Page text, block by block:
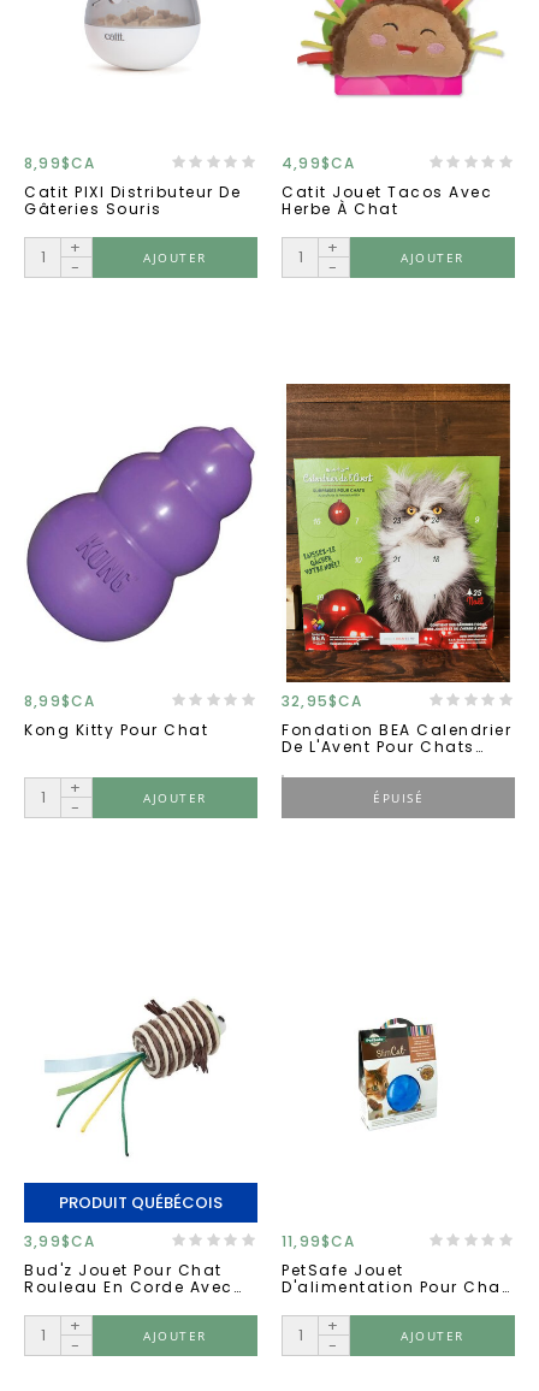
8,99$CA
Catit PIXI Distributeur De
Gâteries Souris
+
-
AJOUTER
4,99$CA
Catit Jouet Tacos Avec
Herbe À Chat
+
-
AJOUTER
8,99$CA
Kong Kitty Pour Chat
+
-
AJOUTER
32,95$CA
Fondation BEA Calendrier
De L'Avent Pour Chats
ÉPUISÉ
PRODUIT QUÉBÉCOIS
3,99$CA
Bud'z Jouet Pour Chat
Rouleau En Corde Avec
+
-
AJOUTER
11,99$CA
PetSafe Jouet
D'alimentation Pour Chat,
+
-
AJOUTER